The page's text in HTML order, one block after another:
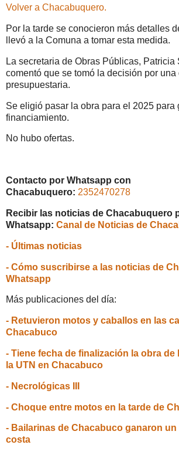
Volver a Chacabuquero.
Por la tarde se conocieron más detalles
llevó a la Comuna a tomar esta medida.
La secretaria de Obras Públicas, Patricia
comentó que se tomó la decisión por una
presupuestaria.
Se eligió pasar la obra para el 2025 para
financiamiento.
No hubo ofertas.
Contacto por Whatsapp con
Chacabuquero: 2352470278
Recibir las noticias de Chacabuquero
Whatsapp: Canal de Noticias de
- Últimas noticias
- Cómo suscribirse a las noticias de
Whatsapp
Más publicaciones del día:
- Retuvieron motos y caballos en las
Chacabuco
- Tiene fecha de finalización la obra de
la UTN en Chacabuco
- Necrológicas III
- Choque entre motos en la tarde de
- Bailarinas de Chacabuco ganaron un
costa